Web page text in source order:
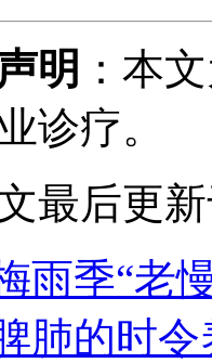
明 ：本
诊疗。
文最后更
雨季“老
肺的时令